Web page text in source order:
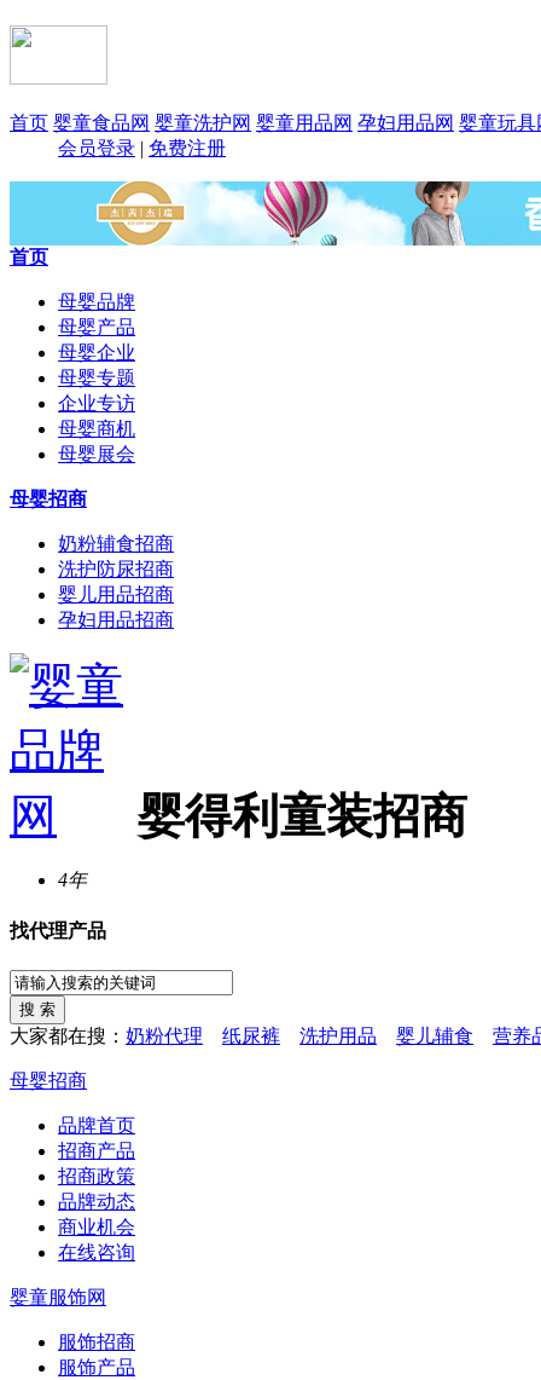
首页 婴童食品网 婴童洗护网 婴童用品网 孕妇用品网 婴童玩具
会员登录 | 免费注册
首页
母婴品牌
母婴产品
母婴企业
母婴专题
企业专访
母婴商机
母婴展会
母婴招商
奶粉辅食招商
洗护防尿招商
婴儿用品招商
孕妇用品招商
婴得利童装招商
4年
找代理产品
大家都在搜： 奶粉代理 纸尿裤 洗护用品 婴儿辅食 营养
母婴招商
品牌首页
招商产品
招商政策
品牌动态
商业机会
在线咨询
婴童服饰网
服饰招商
服饰产品